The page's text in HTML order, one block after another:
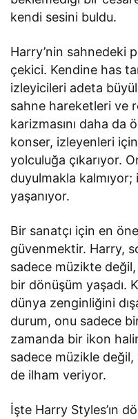
kendi sesini buldu.
Harry’nin sahnedeki
çekici. Kendine has
izleyicileri adeta
sahne hareketleri ve
karizmasını daha da
konser, izleyenleri
yolculuğa çıkarıyor.
duyulmakla
yaşanıyor.
Bir sanatçı için en
güvenmektir. Harry,
sadece müzikte
bir dönüşüm yaşadı.
dünya zenginliğini
durum, onu sadece
zamanda bir ikon
sadece müzikle
de ilham veriyor.
İşte Harry Styles’ın